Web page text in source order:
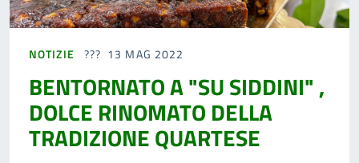
NOTIZIE 13 MAG 2022
BENTORNATO A "SU SIDDINI" ,
DOLCE RINOMATO DELLA
TRADIZIONE QUARTESE